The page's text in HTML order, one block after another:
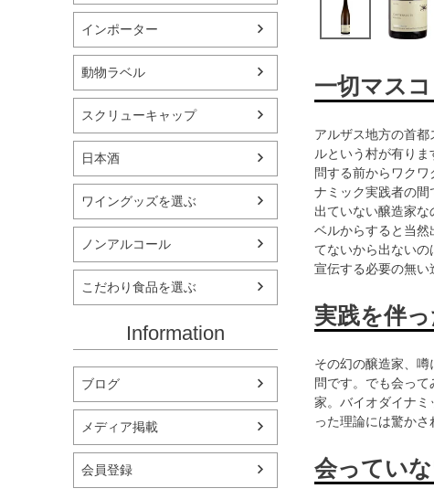
インポーター
動物ラベル
スクリューキャップ
日本酒
ワイングッズを選ぶ
ノンアルコール
こだわり食品を選ぶ
Information
ブログ
メディア掲載
会員登録
一切マス
アルザス地方の首
ルという村が有り
問する前からワクワ
ナミック実践者の間
出ていない醸造家
ベルからすると当然
てないから出ないの
宣伝する必要の無い
実践を伴
その幻の醸造家、
問です。でも会っ
家。バイオダイナ
った理論には驚かさ
会ってい